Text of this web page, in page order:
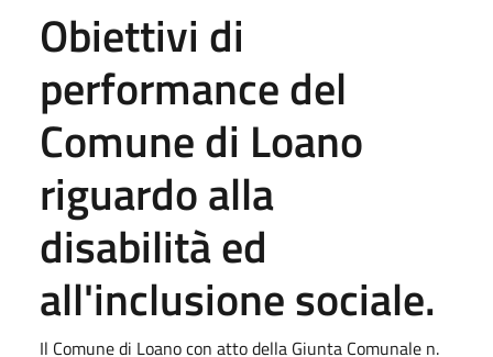
Obiettivi di
performance del
Comune di Loano
riguardo alla
disabilità ed
all'inclusione sociale.
Il Comune di Loano con atto della Giunta Comunale n.